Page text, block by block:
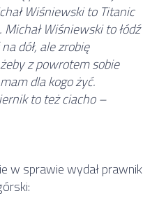
Wiśniewski to Titanic
Wiśniewski to łódź
dół, ale zrobię
z powrotem sobie
dla kogo żyć.
to też ciacho –
w sprawie wydał prawnik